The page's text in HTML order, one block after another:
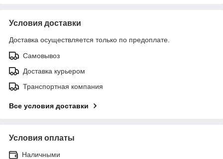
Условия доставки
Доставка осуществляется только по предоплате.
Самовывоз
Доставка курьером
Транспортная компания
Все условия доставки
Условия оплаты
Наличными